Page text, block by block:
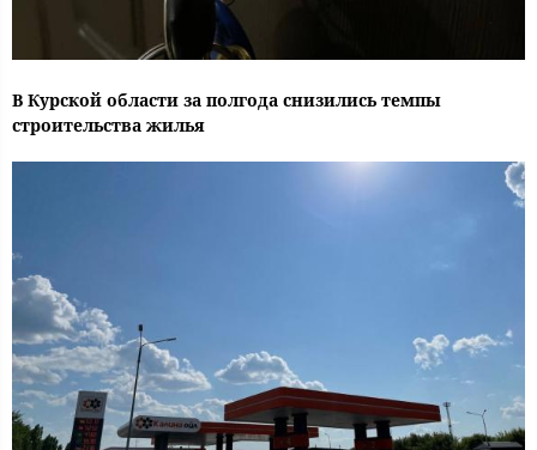
В Курской области за полгода снизились темпы
строительства жилья